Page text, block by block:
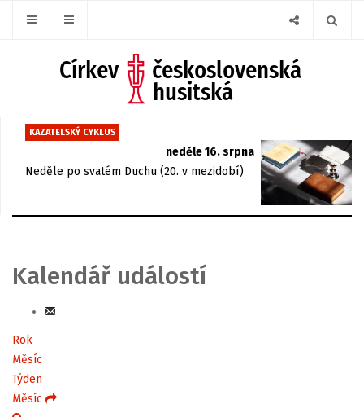
KAZATELSKÝ CYKLUS
neděle 16. srpna
Neděle po svatém Duchu (20. v mezidobí)
Kalendář událostí
Rok
Měsíc
Týden
Měsíc